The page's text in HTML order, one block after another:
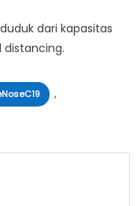
dari kapasitas
,